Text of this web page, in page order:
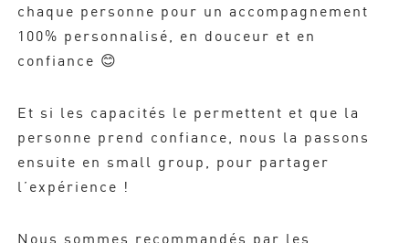
chaque personne pour un accompagnement
100% personnalisé, en douceur et en
confiance 😊​
Et si les capacités le permettent et que la
personne prend confiance, nous la passons
ensuite en small group, pour partager
l’expérience !
Nous sommes recommandés par les